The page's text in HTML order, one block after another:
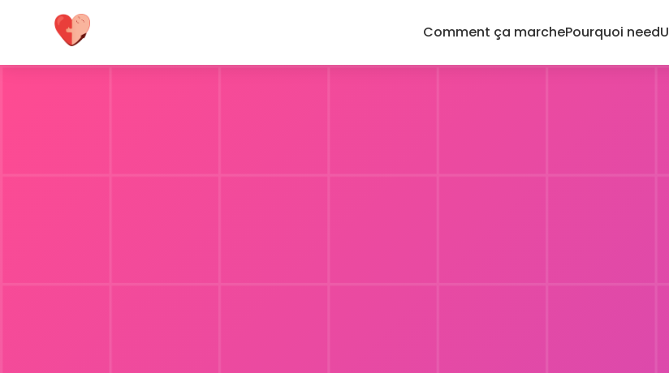
Comment ça marchePourquoi needU